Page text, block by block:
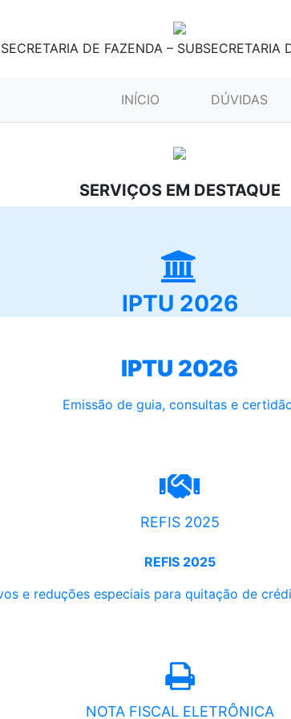
SECRETARIA DE FAZENDA – SUBSECRETARIA
INÍCIO (CURRENT)DÚVIDAS
SERVIÇOS EM DESTAQUE
IPTU 2026
IPTU 2026
Emissão de guia, consultas e
REFIS 2025
REFIS 2025
e reduções especiais para quitação de
NOTA FISCAL ELETRÔNICA